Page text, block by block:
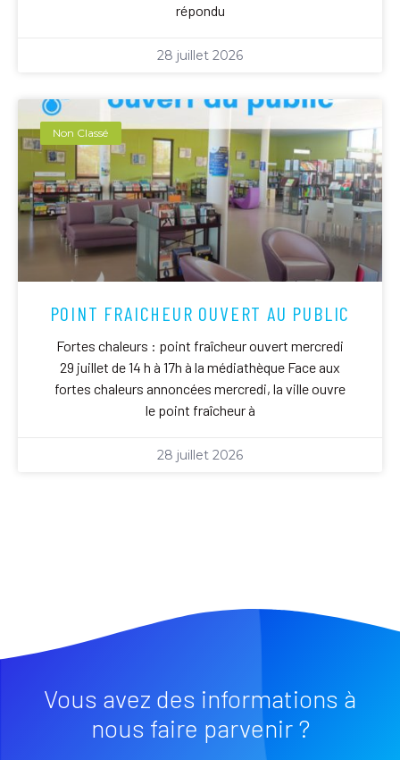
répondu
28 juillet 2026
Non Classé
POINT FRAICHEUR OUVERT AU PUBLIC
Fortes chaleurs : point fraîcheur ouvert mercredi
29 juillet de 14 h à 17h à la médiathèque Face aux
fortes chaleurs annoncées mercredi, la ville ouvre
le point fraîcheur à
28 juillet 2026
Vous avez des informations à
nous faire parvenir ?